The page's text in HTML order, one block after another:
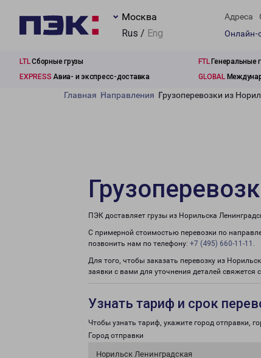
Москва
Rus / Eng
Адреса
Онлайн-
LTLСборные грузы FTLГенеральные
EXPRESS Авиа- и экспресс-доставка GLOBAL
Главная Направления Грузоперевозки из
ПЭК доставляет грузы из Норильска
С примерной стоимостью перевозки по
позвонить нам по телефону: +7 (495) 660-11-11 .
Для того, чтобы заказать перевозку из
заявки с вами для уточнения деталей свяжется
Узнать тариф и срок
Чтобы узнать тариф, укажите город отправки,
Город отправки
Норильск Ленинградская